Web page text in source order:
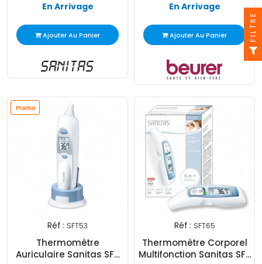
En Arrivage
Ajouter Au Panier
En Arrivage
Ajouter Au Panier
Promo
Réf : SFT53
Thermomètre
Auriculaire Sanitas SFT
Réf : SFT65
Thermomètre Corporel
Multifonction Sanitas SFT
FILTRE